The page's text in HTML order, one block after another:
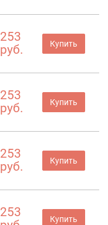
253
руб.
Купить
253
руб.
Купить
253
руб.
Купить
253
Купить